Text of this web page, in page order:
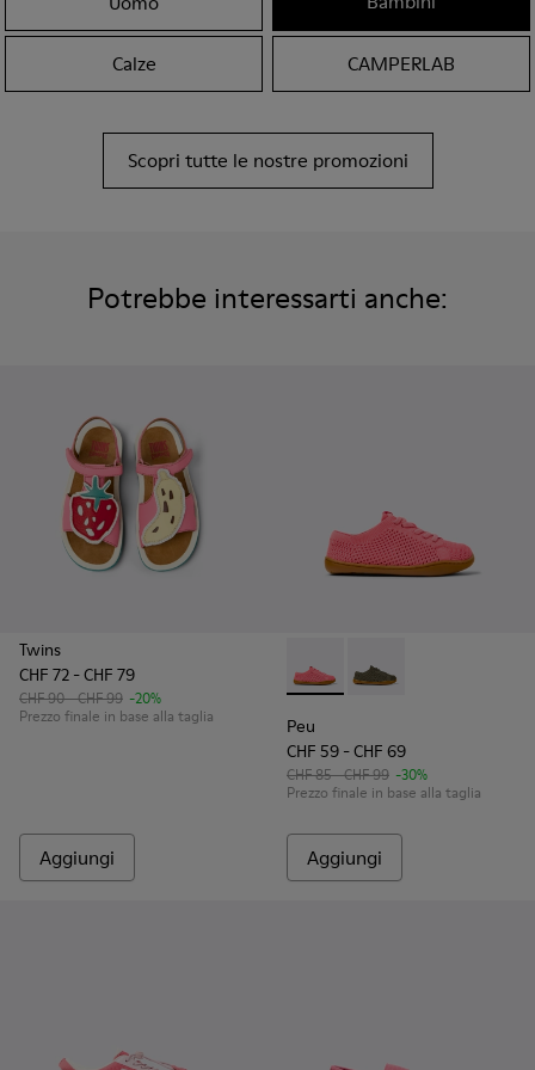
Calze CAMPERLAB
Scopri tutte le nostre promozioni
Potrebbe interessarti anche:
Twins
CHF 72 - CHF 79
CHF 90 - CHF 99 -20%
Prezzo finale in base alla taglia
Aggiungi
Peu - K800690-002 -
Peu - K800690-003
Peu
CHF 59 - CHF 69
CHF 85 - CHF 99 -30%
Prezzo finale in base alla taglia
Aggiungi